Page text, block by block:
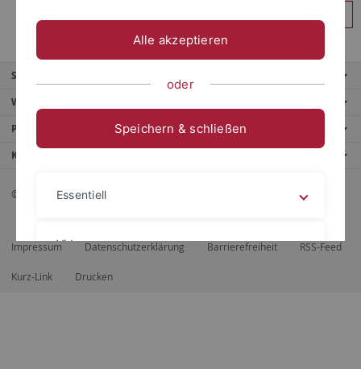
Service
Weitere Angebote
Portale
Kontaktinfo
© 2026 Eberhard Karls Universität Tübingen, Tübingen
Impressum Datenschutzerklärung Barrierefreiheit RSS-Feed
Kurz-Link Drucken
Alle akzeptieren
oder
Speichern & schließen
Essentiell
Videos